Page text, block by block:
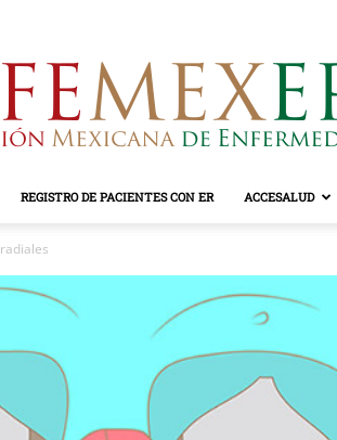
REGISTRO DE PACIENTES CON ER ACCESALUD